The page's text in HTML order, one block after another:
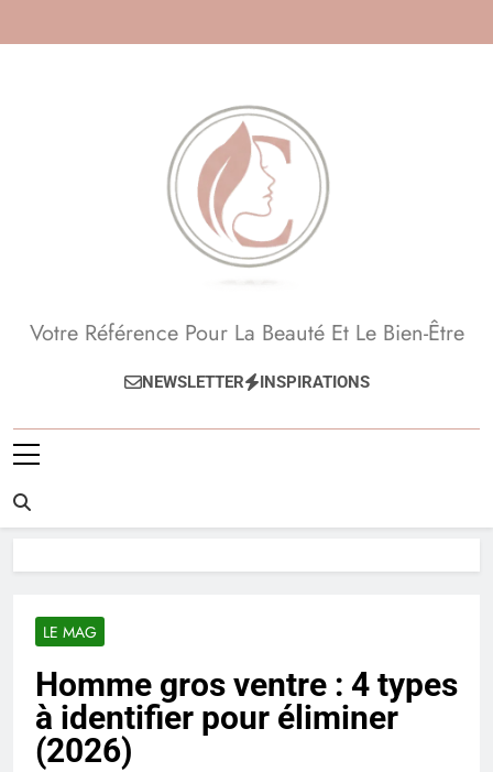
Beauté, Esthétique,
Anti-Âge
Votre Référence Pour La Beauté Et Le Bien-Être
NEWSLETTER INSPIRATIONS
LE MAG
Homme gros ventre : 4 types
à identifier pour éliminer
(2026)